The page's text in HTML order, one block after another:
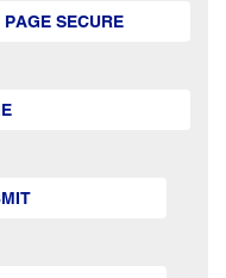
SECURE